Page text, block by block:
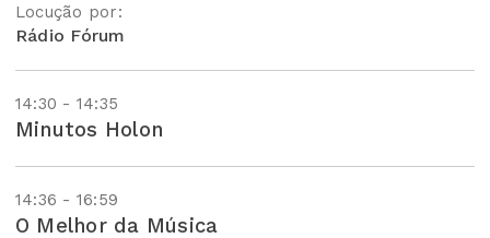
Locução por:
Rádio Fórum
14:30 - 14:35
Minutos Holon
14:36 - 16:59
O Melhor da Música